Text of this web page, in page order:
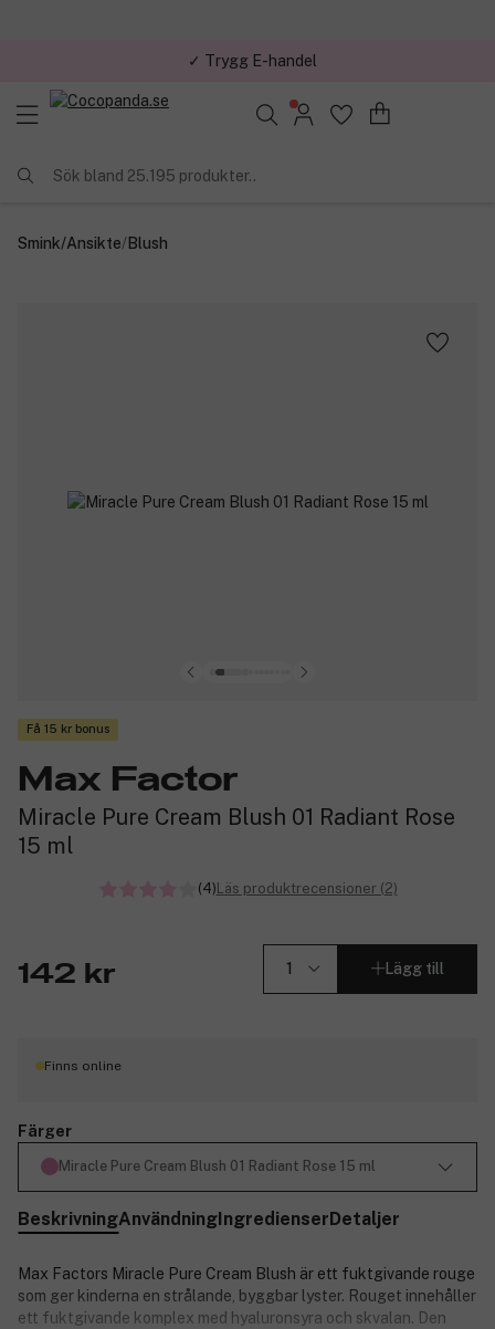
✓ Trygg E-handel
Sök bland 25.195 produkter..
Smink/Ansikte/Blush
Få 15 kr bonus
Max Factor
Miracle Pure Cream Blush 01 Radiant Rose
15 ml
(4)Läs produktrecensioner (2)
142 kr Lägg till
Finns online
Färger
Miracle Pure Cream Blush 01 Radiant Rose 15 ml
BeskrivningAnvändningIngredienserDetaljer
Max Factors Miracle Pure Cream Blush är ett fuktgivande rouge
som ger kinderna en strålande, byggbar lyster. Rouget innehåller
ett fuktgivande komplex med hyaluronsyra och skvalan. Den